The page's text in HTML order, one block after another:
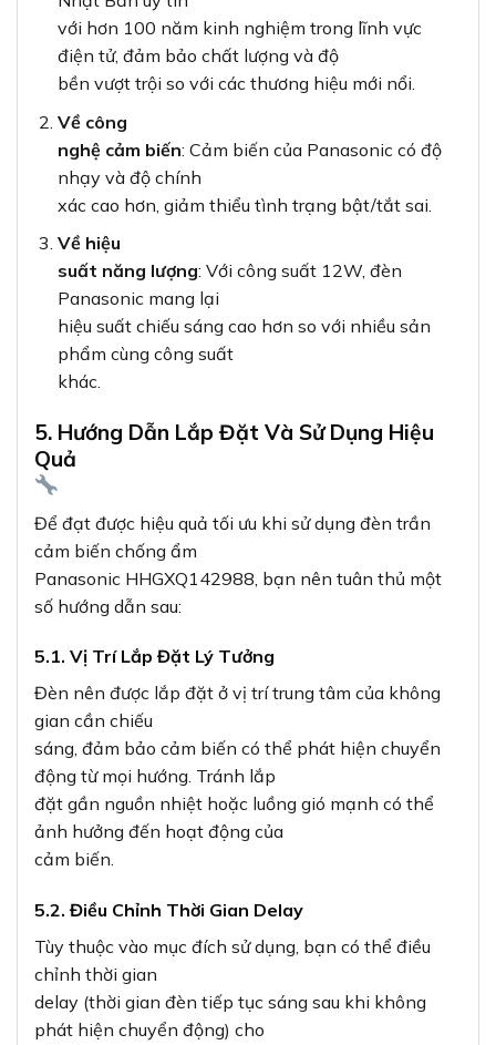
với hơn 100 năm kinh nghiệm trong lĩnh vực
điện tử, đảm bảo chất lượng và độ
bền vượt trội so với các thương hiệu mới nổi.
Về công
nghệ cảm biến: Cảm biến của Panasonic có độ
nhạy và độ chính
xác cao hơn, giảm thiểu tình trạng bật/tắt sai.
Về hiệu
suất năng lượng: Với công suất 12W, đèn
Panasonic mang lại
hiệu suất chiếu sáng cao hơn so với nhiều sản
phẩm cùng công suất
khác.
5. Hướng Dẫn Lắp Đặt Và Sử Dụng Hiệu
Quả
Để đạt được hiệu quả tối ưu khi sử dụng đèn trần
cảm biến chống ẩm
Panasonic HHGXQ142988, bạn nên tuân thủ một
số hướng dẫn sau:
5.1. Vị Trí Lắp Đặt Lý Tưởng
Đèn nên được lắp đặt ở vị trí trung tâm của không
gian cần chiếu
sáng, đảm bảo cảm biến có thể phát hiện chuyển
động từ mọi hướng. Tránh lắp
đặt gần nguồn nhiệt hoặc luồng gió mạnh có thể
ảnh hưởng đến hoạt động của
cảm biến.
5.2. Điều Chỉnh Thời Gian Delay
Tùy thuộc vào mục đích sử dụng, bạn có thể điều
chỉnh thời gian
delay (thời gian đèn tiếp tục sáng sau khi không
phát hiện chuyển động) cho